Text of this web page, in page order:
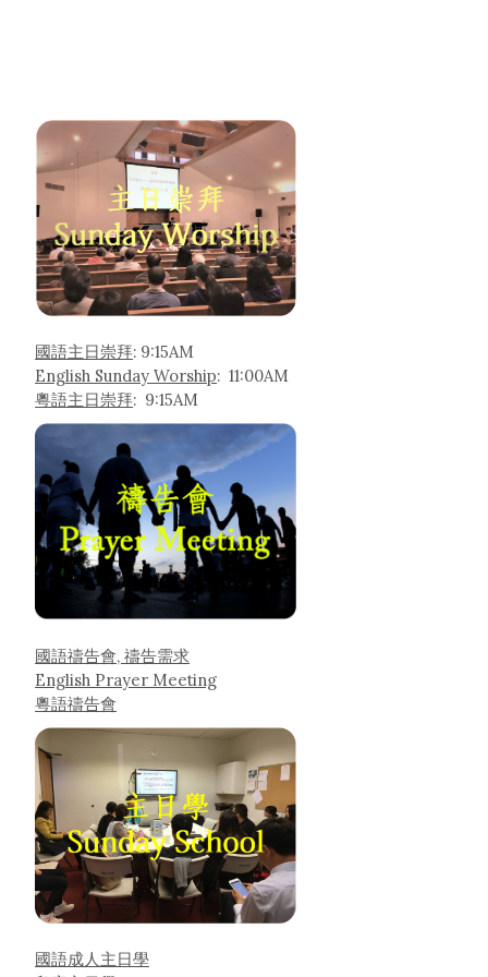
國語主日崇拜: 9:15AM
English Sunday Worship: 11:00AM
粵語主日崇拜: 9:15AM
國語禱告會, 禱告需求
English Prayer Meeting
粵語禱告會
國語成人主日學